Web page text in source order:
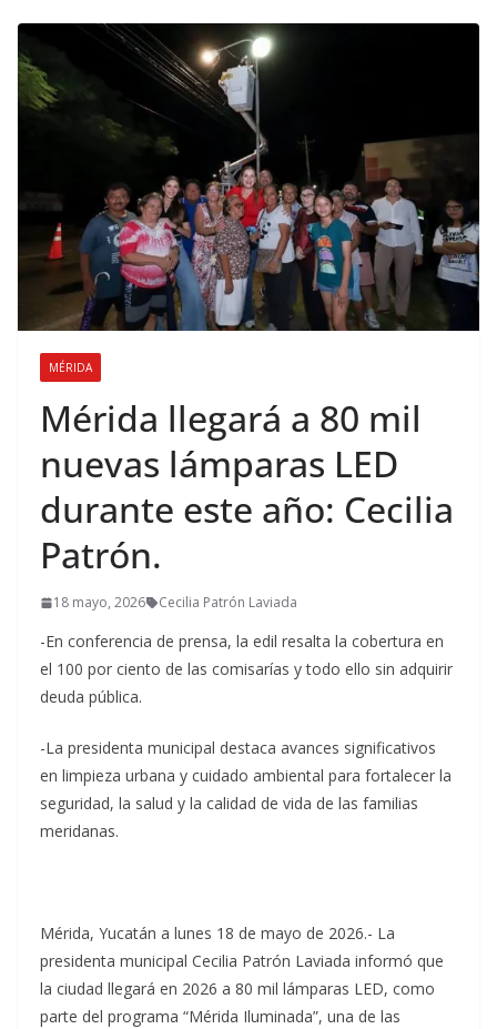
MÉRIDA
Mérida llegará a 80 mil
nuevas lámparas LED
durante este año: Cecilia
Patrón.
18 mayo, 2026 Cecilia Patrón Laviada
-En conferencia de prensa, la edil resalta la cobertura en
el 100 por ciento de las comisarías y todo ello sin adquirir
deuda pública.
-La presidenta municipal destaca avances significativos
en limpieza urbana y cuidado ambiental para fortalecer la
seguridad, la salud y la calidad de vida de las familias
meridanas.
Mérida, Yucatán a lunes 18 de mayo de 2026.- La
presidenta municipal Cecilia Patrón Laviada informó que
la ciudad llegará en 2026 a 80 mil lámparas LED, como
parte del programa “Mérida Iluminada”, una de las